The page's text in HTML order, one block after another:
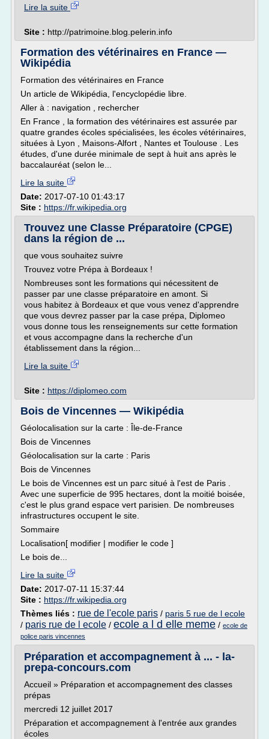
Lire la suite
Site : http://patrimoine.blog.pelerin.info
Formation des vétérinaires en France —
Wikipédia
Formation des vétérinaires en France
Un article de Wikipédia, l'encyclopédie libre.
Aller à : navigation , rechercher
En France , la formation des vétérinaires est assurée par
quatre grandes écoles spécialisées, les écoles vétérinaires,
situées à Lyon , Maisons-Alfort , Nantes et Toulouse . Les
études, d'une durée minimale de sept à huit ans après le
baccalauréat (selon le...
Lire la suite
Date: 2017-07-10 01:43:17
Site : https://fr.wikipedia.org
Trouvez une Classe Préparatoire (CPGE)
dans la région de ...
que vous souhaitez suivre
Trouvez votre Prépa à Bordeaux !
Nombreuses sont les formations qui nécessitent de
passer par une classe préparatoire en amont. Si
vous habitez à Bordeaux et que vous venez d'apprendre
que vous devrez passer par la case prépa, Diplomeo
vous donne tous les renseignements sur cette formation
et vous accompagne dans la recherche d'un
établissement dans la région...
Lire la suite
Site : https://diplomeo.com
Bois de Vincennes — Wikipédia
Géolocalisation sur la carte : Île-de-France
Bois de Vincennes
Géolocalisation sur la carte : Paris
Bois de Vincennes
Le bois de Vincennes est un parc situé à l'est de Paris .
Avec une superficie de 995 hectares, dont la moitié boisée,
c'est le plus grand espace vert parisien. De nombreuses
infrastructures occupent le site.
Sommaire
Localisation[ modifier | modifier le code ]
Le bois de...
Lire la suite
Date: 2017-07-11 15:37:44
Site : https://fr.wikipedia.org
Thèmes liés : rue de l'ecole paris / paris 5 rue de l ecole
/ paris rue de l ecole / ecole a l d elle meme / ecole de
police paris vincennes
Préparation et accompagnement à ... - la-
prepa-concours.com
Accueil » Préparation et accompagnement des classes
prépas
mercredi 12 juillet 2017
Préparation et accompagnement à l'entrée aux grandes
écoles